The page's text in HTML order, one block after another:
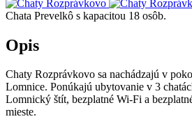
Chata Prevelkô s kapacitou 18 osôb.
Opis
Chaty Rozprávkovo sa nachádzajú v
Lomnice. Ponúkajú ubytovanie v 3
Lomnický štít, bezplatné Wi-Fi a
mieste.